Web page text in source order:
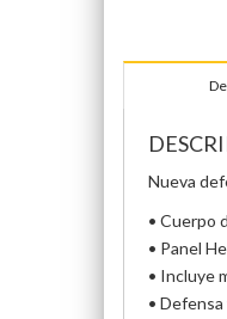
Nueva
• Cuerpo
• Panel
• Incluye
•